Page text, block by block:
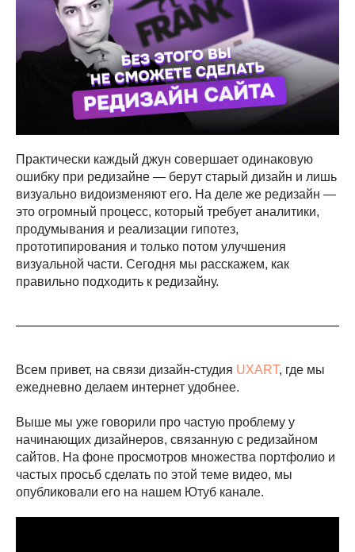
Практически каждый джун совершает одинаковую
ошибку при редизайне — берут старый дизайн и лишь
визуально видоизменяют его. На деле же редизайн —
это огромный процесс, который требует аналитики,
продумывания и реализации гипотез,
прототипирования и только потом улучшения
визуальной части. Сегодня мы расскажем, как
правильно подходить к редизайну.
Всем привет, на связи дизайн-студия UXART, где мы
ежедневно делаем интернет удобнее.
Выше мы уже говорили про частую проблему у
начинающих дизайнеров, связанную с редизайном
сайтов. На фоне просмотров множества портфолио и
частых просьб сделать по этой теме видео, мы
опубликовали его на нашем Ютуб канале.